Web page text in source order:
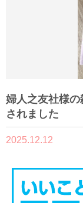
婦人之友社様
されました
2025.12.12